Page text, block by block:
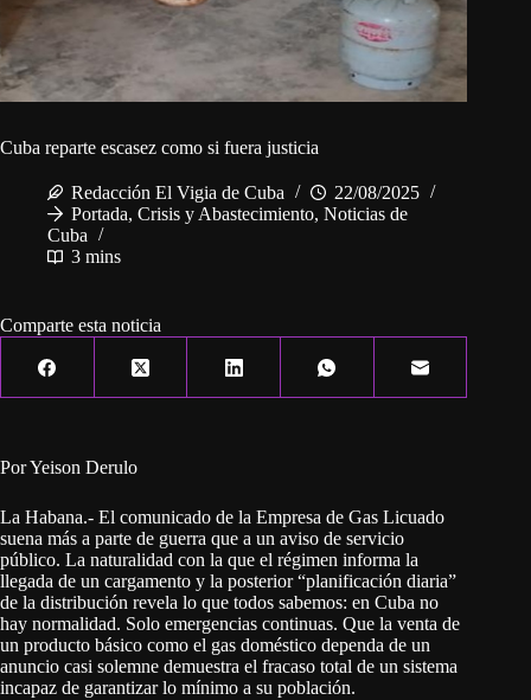
Cuba reparte escasez como si fuera justicia
Redacción El Vigia de Cuba
22/08/2025
Portada, Crisis y Abastecimiento, Noticias de
Cuba
3 mins
Comparte esta noticia
Por Yeison Derulo
La Habana.- El comunicado de la Empresa de Gas Licuado
suena más a parte de guerra que a un aviso de servicio
público. La naturalidad con la que el régimen informa la
llegada de un cargamento y la posterior “planificación diaria”
de la distribución revela lo que todos sabemos: en Cuba no
hay normalidad. Solo emergencias continuas. Que la venta de
un producto básico como el gas doméstico dependa de un
anuncio casi solemne demuestra el fracaso total de un sistema
incapaz de garantizar lo mínimo a su población.